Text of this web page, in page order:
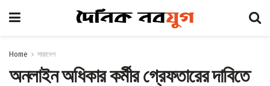
Home সারাদেশ
অনলাইন অধিকার কর্মীর গ্রেফতারের দাবিতে